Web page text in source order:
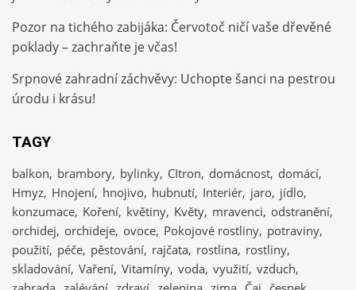
Pozor na tichého zabijáka: Červotoč ničí vaše dřevěné
poklady – zachraňte je včas!
Srpnové zahradní záchvěvy: Uchopte šanci na pestrou
úrodu i krásu!
TAGY
balkon brambory bylinky CItron domácnost domácí
Hmyz Hnojení hnojivo hubnutí Interiér jaro jídlo
konzumace Koření květiny Květy mravenci odstranění
orchidej orchideje ovoce Pokojové rostliny potraviny
použití péče pěstování rajčata rostlina rostliny
skladování Vaření Vitamíny voda využití vzduch